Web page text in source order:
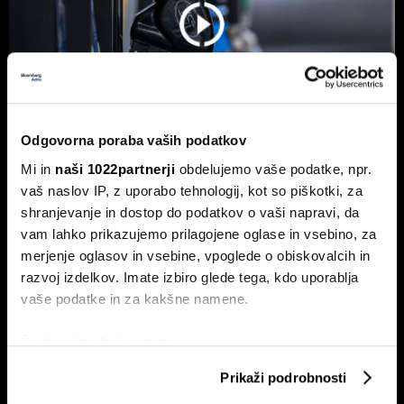
Odgovorna poraba vaših podatkov
Mi in naši 1022partnerji obdelujemo vaše podatke, npr.
vaš naslov IP, z uporabo tehnologij, kot so piškotki, za
shranjevanje in dostop do podatkov o vaši napravi, da
vam lahko prikazujemo prilagojene oglase in vsebino, za
merjenje oglasov in vsebine, vpoglede o obiskovalcih in
razvoj izdelkov. Imate izbiro glede tega, kdo uporablja
vaše podatke in za kakšne namene.
Če dovolite, želimo tudi:
Zbirati informacije o vaši geografski lokaciji, ki so
Prikaži podrobnosti
Od kod prihaja dizel v Slovenijo in ali
bo cena še naprej rasla
Od začetka leta se je sod surove nafte brent podražil za
več kot 30 odstotkov. A potrošniki na bencinskih črpalkah
ne kupujejo surove nafte, temveč njihove derivate.